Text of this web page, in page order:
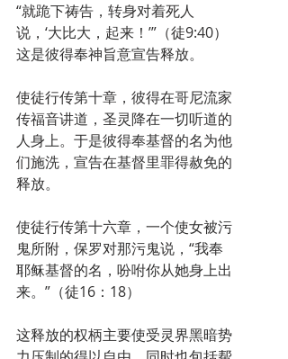
“就跪下祷告，转身对着死人
说，‘大比大，起来！’”（徒9:40）
这是彼得奉神旨意宣告释放。
使徒行传第十章，彼得在哥尼流家
传福音讲道，圣灵降在一切听道的
人身上。于是彼得奉基督的名为他
们施洗，宣告在基督里罪得赦免的
释放。
使徒行传第十六章，一个使女被污
鬼所附，保罗对那污鬼说，“我奉
耶稣基督的名，吩咐你从她身上出
来。”（徒16：18）
这释放的权柄主要使受灵界黑暗势